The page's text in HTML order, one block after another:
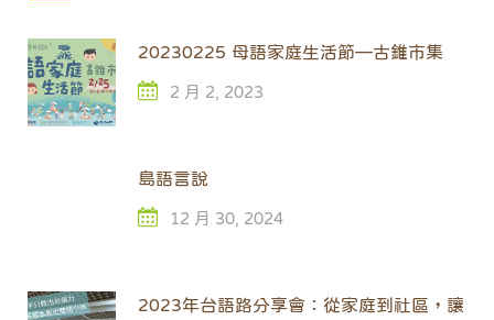
20230225 母語家庭生活節—古錐市集
2 月 2, 2023
島語言說
12 月 30, 2024
2023年台語路分享會：從家庭到社區，讓